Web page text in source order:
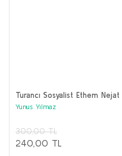
Turancı Sosyalist Ethem Nejat
Yunus Yılmaz
300,00 TL
240,00 TL